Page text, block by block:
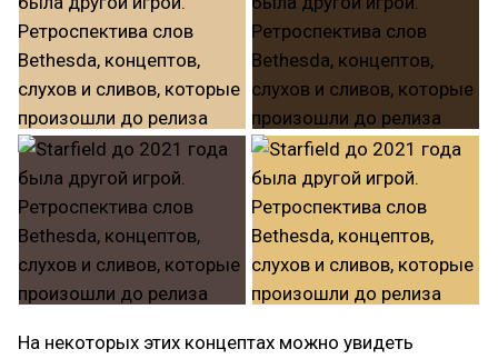
На некоторых этих концептах можно увидеть